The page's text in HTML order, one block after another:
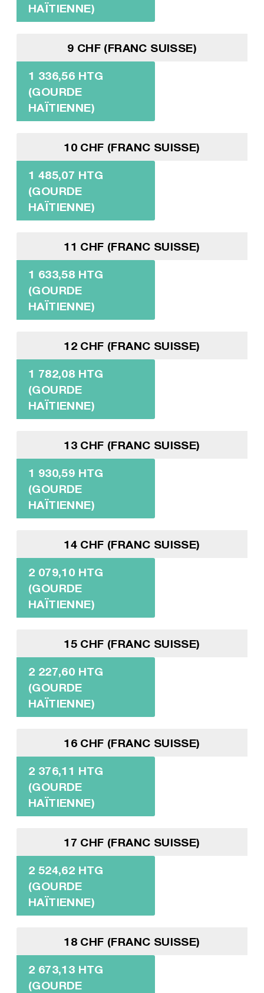
HAÏTIENNE)
9 CHF (FRANC SUISSE)
1 336,56 HTG
(GOURDE
HAÏTIENNE)
10 CHF (FRANC SUISSE)
1 485,07 HTG
(GOURDE
HAÏTIENNE)
11 CHF (FRANC SUISSE)
1 633,58 HTG
(GOURDE
HAÏTIENNE)
12 CHF (FRANC SUISSE)
1 782,08 HTG
(GOURDE
HAÏTIENNE)
13 CHF (FRANC SUISSE)
1 930,59 HTG
(GOURDE
HAÏTIENNE)
14 CHF (FRANC SUISSE)
2 079,10 HTG
(GOURDE
HAÏTIENNE)
15 CHF (FRANC SUISSE)
2 227,60 HTG
(GOURDE
HAÏTIENNE)
16 CHF (FRANC SUISSE)
2 376,11 HTG
(GOURDE
HAÏTIENNE)
17 CHF (FRANC SUISSE)
2 524,62 HTG
(GOURDE
HAÏTIENNE)
18 CHF (FRANC SUISSE)
2 673,13 HTG
(GOURDE